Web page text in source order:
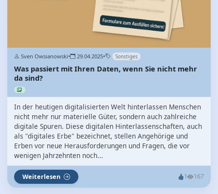
Sven Owsianowski• 29.04.2025• Sonstiges
Was passiert mit Ihren Daten, wenn Sie nicht mehr
da sind?
In der heutigen digitalisierten Welt hinterlassen Menschen
nicht mehr nur materielle Güter, sondern auch zahlreiche
digitale Spuren. Diese digitalen Hinterlassenschaften, auch
als "digitales Erbe" bezeichnet, stellen Angehörige und
Erben vor neue Herausforderungen und Fragen, die vor
wenigen Jahrzehnten noch...
Weiterlesen 1 167